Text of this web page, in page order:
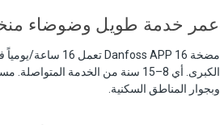
عمر خدمة طويل وضوضاء
مضخة Danfoss APP 16 تعمل 16 ساعة/يومياً في خدمة SWRO القياسية تصل عادةً إلى
وبجوار المناطق السكنية.